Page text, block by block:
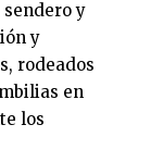
sendero y
y
rodeados
en
los